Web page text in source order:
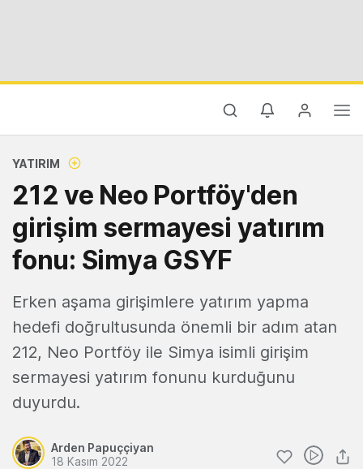
YATIRIM
212 ve Neo Portföy'den
girişim sermayesi yatırım
fonu: Simya GSYF
Erken aşama girişimlere yatırım yapma
hedefi doğrultusunda önemli bir adım atan
212, Neo Portföy ile Simya isimli girişim
sermayesi yatırım fonunu kurduğunu
duyurdu.
Arden Papuççiyan
18 Kasım 2022